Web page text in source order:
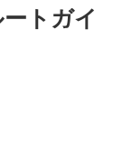
トガイ